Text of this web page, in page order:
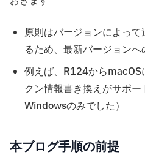
原則はバージョンによっ
るため、最新バージョン
例えば、R124から
クン情報書き換えがサポ
Windowsのみでした）
本ブログ手順の前提